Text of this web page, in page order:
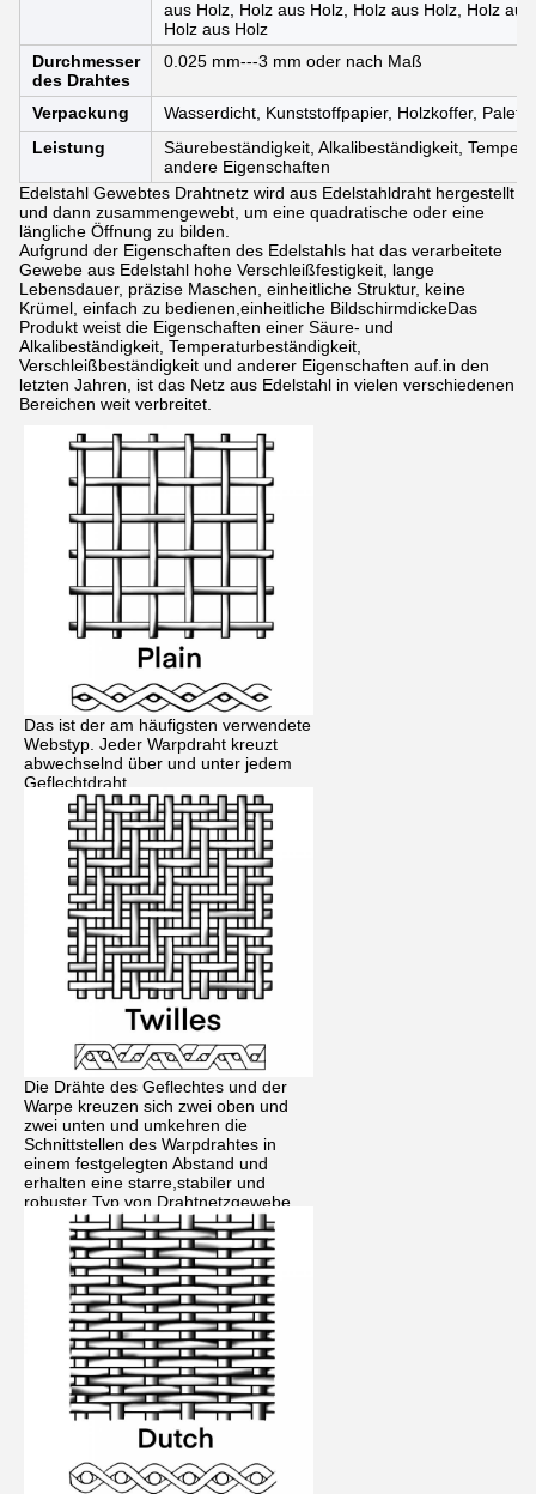
aus Holz, Holz aus Holz, Holz aus Holz, Holz aus
Holz aus Holz
Durchmesser
des Drahtes
0.025 mm---3 mm oder nach Maß
Verpackung
Wasserdicht, Kunststoffpapier, Holzkoffer, Palette
Leistung
Säurebeständigkeit, Alkalibeständigkeit,
andere Eigenschaften
Edelstahl Gewebtes Drahtnetz wird aus Edelstahldraht hergestellt
und dann zusammengewebt, um eine quadratische oder eine
längliche Öffnung zu bilden.
Aufgrund der Eigenschaften des Edelstahls hat das verarbeitete
Gewebe aus Edelstahl hohe Verschleißfestigkeit, lange
Lebensdauer, präzise Maschen, einheitliche Struktur, keine
Krümel, einfach zu bedienen,einheitliche BildschirmdickeDas
Produkt weist die Eigenschaften einer Säure- und
Alkalibeständigkeit, Temperaturbeständigkeit,
Verschleißbeständigkeit und anderer Eigenschaften auf.in den
letzten Jahren, ist das Netz aus Edelstahl in vielen verschiedenen
Bereichen weit verbreitet.
Das ist der am häufigsten verwendete
Webstyp. Jeder Warpdraht kreuzt
abwechselnd über und unter jedem
Geflechtdraht.
Die Drähte des Geflechtes und der
Warpe kreuzen sich zwei oben und
zwei unten und umkehren die
Schnittstellen des Warpdrahtes in
einem festgelegten Abstand und
erhalten eine starre,stabiler und
robuster Typ von Drahtnetzgewebe